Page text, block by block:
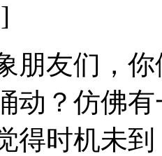
朋友们，
动？仿佛
得时机未